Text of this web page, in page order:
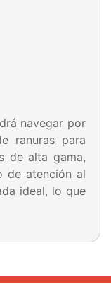
navegar por
ranuras para
de alta gama,
de atención al
ideal, lo que